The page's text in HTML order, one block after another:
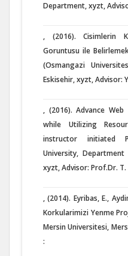
Department, xyzt,
, (2016). Cisimlerin
Goruntusu ile
(Osmangazi
Eskisehir, xyzt, Advisor:
, (2016). Advance
while Utilizing
instructor initiated
University,
xyzt, Advisor: Prof.Dr. T.
, (2014). Eyribas, E.,
Korkularimizi Yenme
Mersin Universitesi,
: